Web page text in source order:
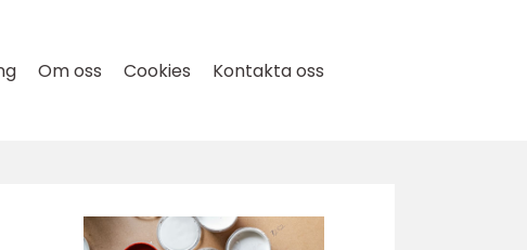
Om oss Cookies Kontakta oss